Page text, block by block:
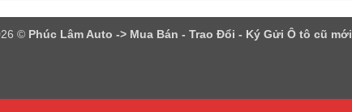
© Phúc Lâm Auto -> Mua Bán - Trao Đổi - Ký Gửi Ô tô cũ mới